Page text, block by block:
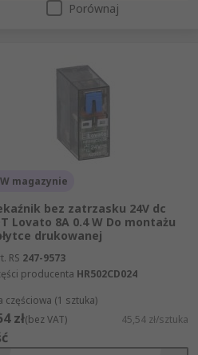
Porównaj
W magazynie
bez zatrzasku 24V dc
Lovato 8A 0.4 W Do montażu
drukowanej
RS 247-9573
producenta HR502CD024
częściowa (1 sztuka)
zł(bez VAT) 45,54 zł/sztuka